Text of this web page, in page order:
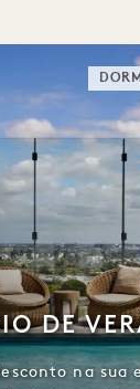
DE
na sua